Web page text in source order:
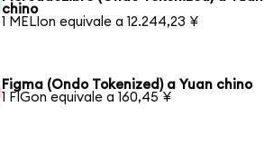
chino
1 MELIon equivale a 12.244,23 ¥
Figma (Ondo Tokenized) a Yuan chino
1 FIGon equivale a 160,45 ¥